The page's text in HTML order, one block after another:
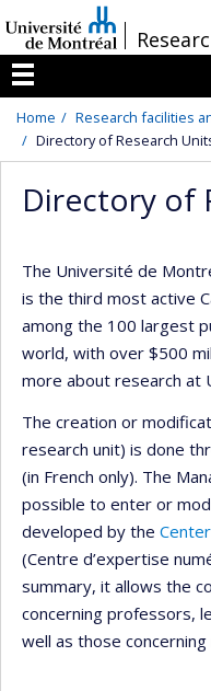
au
contenu
/
Menu
Home Research facilities
Directory of Research
Directory of
The Université de
is the third most active
among the 100 largest
world, with over $500
more about research at
The creation or
research unit) is done
(in French only). The
possible to enter or
developed by the
(Centre d’expertise
summary, it allows the
concerning professors,
well as those